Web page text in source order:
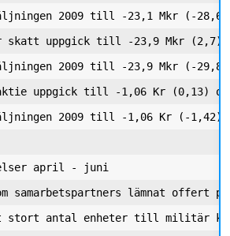
2009 till -23,1 Mkr (-
skatt uppgick till -23,9 Mkr (2,7)
2009 till -23,9 Mkr (-
uppgick till -1,06 Kr (0,13)
2009 till -1,06 Kr (-1,42)
april - juni
samarbetspartners lämnat offert
stort antal enheter till militär